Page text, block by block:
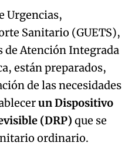
Urgencias,
Sanitario (GUETS),
de Atención Integrada
están preparados,
de las necesidades
un Dispositivo
(DRP) que se
ordinario.